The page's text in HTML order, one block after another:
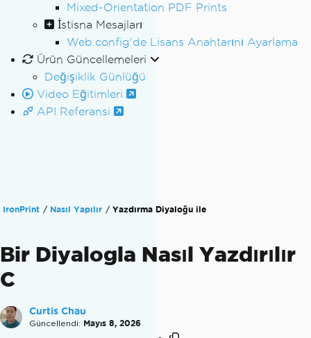
Mixed-Orientation PDF Prints
İstisna Mesajları
Web.config'de Lisans Anahtarını Ayarlama
Ürün Güncellemeleri
Değişiklik Günlüğü
Video Eğitimleri
API Referansi
IronPrint Nasıl Yapılır Yazdırma Diyaloğu ile
Bir Diyalogla Nasıl Yazdırılır
C
Curtis Chau
Güncellendi: Mayıs 8, 2026